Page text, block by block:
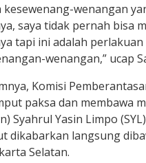
kesewenang-wenangan
saya tidak pernah bisa
tapi ini adalah
wenangan,” ucap
Komisi
paksa dan membawa
Syahrul Yasin Limpo
dikabarkan langsung
Selatan.